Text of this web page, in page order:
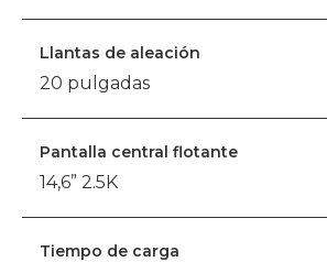
Llantas de aleación
20 pulgadas
Pantalla central flotante
14,6” 2.5K
Tiempo de carga